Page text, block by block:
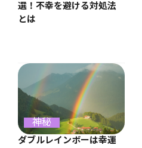
選！不幸を避ける対処法
とは
神秘
ダブルレインボーは幸運